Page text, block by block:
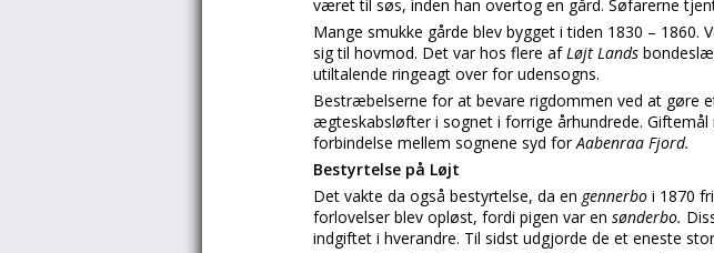
været til søs, inden han overtog en gård. Søfarerne
Mange smukke gårde blev bygget i tiden 1830 – 1860.
sig til hovmod. Det var hos flere afLøjt Lands
utiltalende ringeagt over for udensogns.
Bestræbelserne for at bevare rigdommen ved at gøre
ægteskabsløfter i sognet i forrige århundrede.
forbindelse mellem sognene syd forAabenraa Fjord.
Bestyrtelse på Løjt
Det vakte da også bestyrtelse, da en gennerbo i 1870
forlovelser blev opløst, fordi pigen var en sønderbo.
indgiftet i hverandre. Til sidst udgjorde de et eneste